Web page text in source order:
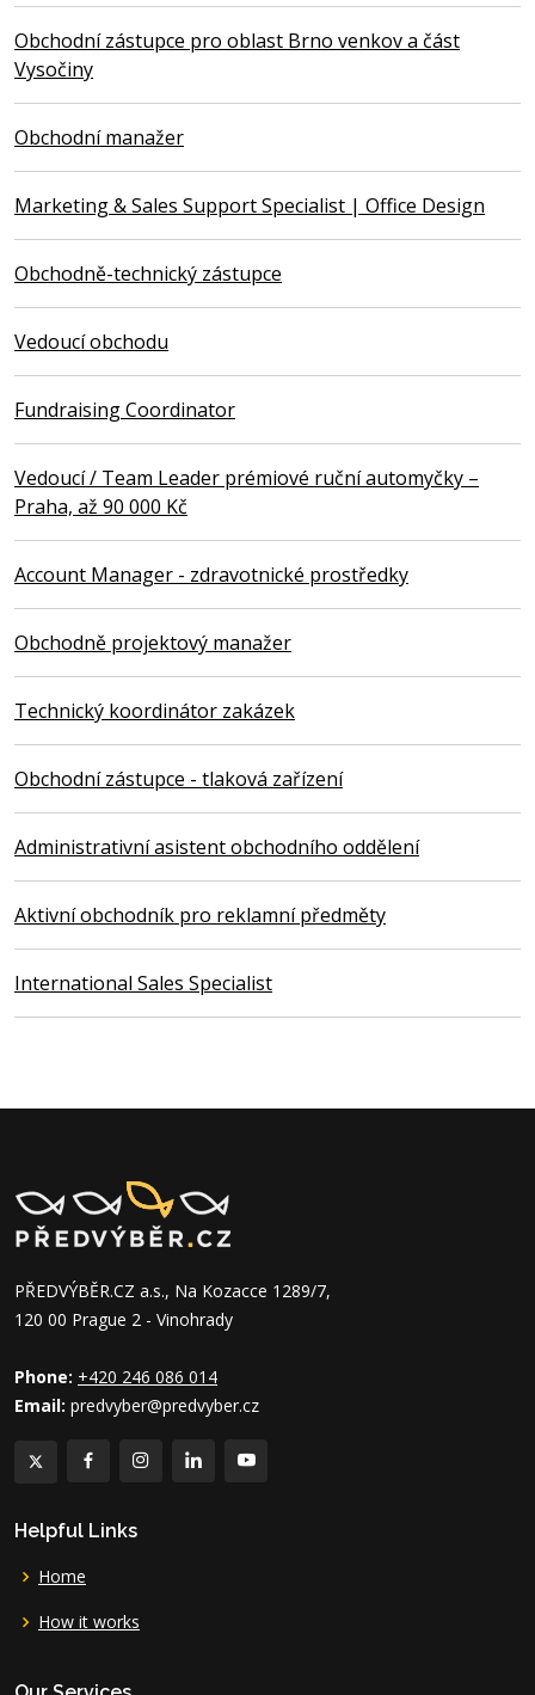
Obchodní zástupce pro oblast Brno venkov a část
Vysočiny
Obchodní manažer
Marketing & Sales Support Specialist | Office Design
Obchodně-technický zástupce
Vedoucí obchodu
Fundraising Coordinator
Vedoucí / Team Leader prémiové ruční automyčky –
Praha, až 90 000 Kč
Account Manager - zdravotnické prostředky
Obchodně projektový manažer
Technický koordinátor zakázek
Obchodní zástupce - tlaková zařízení
Administrativní asistent obchodního oddělení
Aktivní obchodník pro reklamní předměty
International Sales Specialist
PŘEDVÝBĚR.CZ a.s., Na Kozacce 1289/7,
120 00 Prague 2 - Vinohrady
Phone: +420 246 086 014
Email: predvyber@predvyber.cz
Helpful Links
Home
How it works